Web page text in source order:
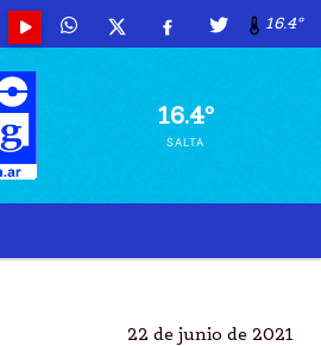
16.4º
16.4º
SALTA
22 de junio de 2021